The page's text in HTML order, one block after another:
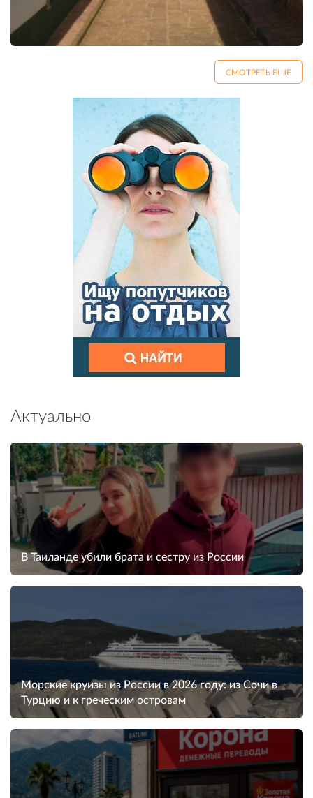
СМОТРЕТЬ ЕЩЕ
Актуально
В Таиланде убили брата и сестру из России
Морские круизы из России в 2026 году: из Сочи в
Турцию и к греческим островам